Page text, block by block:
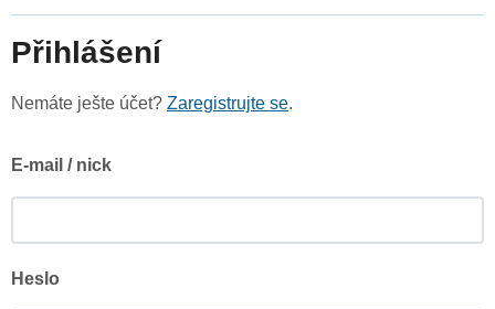
Přihlášení
Nemáte ješte účet? Zaregistrujte se.
E-mail / nick
Heslo